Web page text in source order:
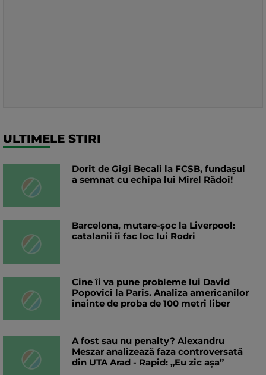
ULTIMELE STIRI
Dorit de Gigi Becali la FCSB, fundașul
a semnat cu echipa lui Mirel Rădoi!
Barcelona, mutare-șoc la Liverpool:
catalanii îi fac loc lui Rodri
Cine îi va pune probleme lui David
Popovici la Paris. Analiza americanilor
înainte de proba de 100 metri liber
A fost sau nu penalty? Alexandru
Meszar analizează faza controversată
din UTA Arad - Rapid: „Eu zic așa”